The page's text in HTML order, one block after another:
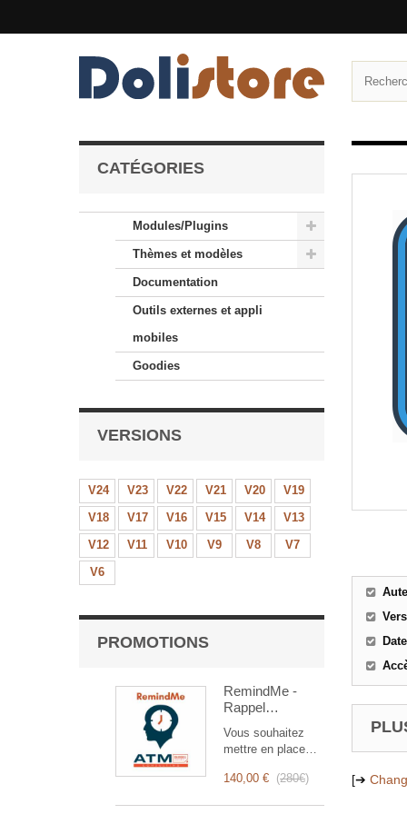
CATÉGORIES
Modules/Plugins
Thèmes et modèles
Documentation
Outils externes et appli
mobiles
Goodies
VERSIONS
V24 V23 V22 V21 V20
V19
V18
V17 V16 V15 V14
V13
V12
V11 V10 V9 V8
V7
V6
PROMOTIONS
RemindMe -
Rappel
(mail,
événement,
notification)
Vous souhaitez
mettre en place
automatiques ?
140,00 € (280€) [➔